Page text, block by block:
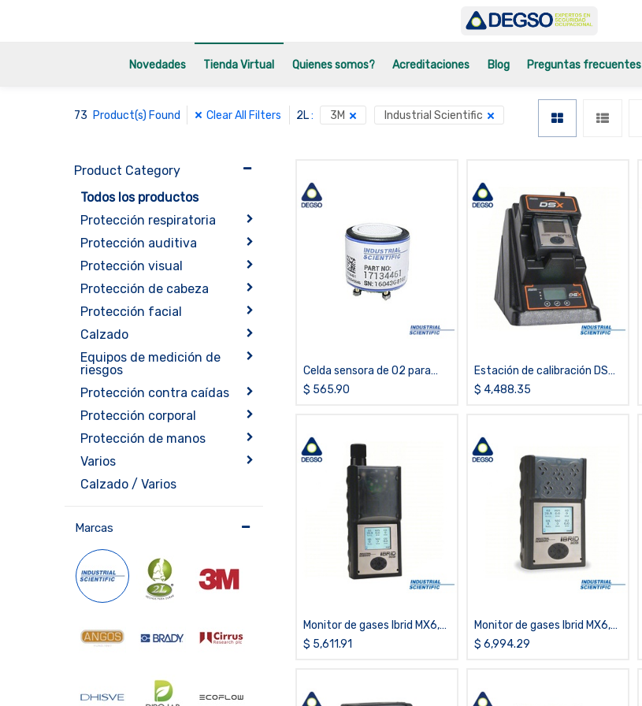
Novedades Tienda Virtual Quienes somos? Acreditaciones Blog Preguntas frecuentes
73 Product(s) Found Clear All Filters 2L: 3M Industrial Scientific
Product Category
Todos los productos
Protección respiratoria
Protección auditiva
Protección visual
Protección de cabeza
Protección facial
Calzado
Equipos de medición de
riesgos
Protección contra caídas
Protección corporal
Protección de manos
Varios
Calzado / Varios
Marcas
Celda sensora de O2 para
Ventis MX4
$ 565.90
Estación de calibración DSX
para Ibrid MX6, 6 puertos,
$ 4,488.35
Monitor de gases Ibrid MX6,
LEL y CO2, con bomba
$ 5,611.91
Monitor de gases Ibrid MX6,
LEL, COSH, SO2, O2, PID,
$ 6,994.29